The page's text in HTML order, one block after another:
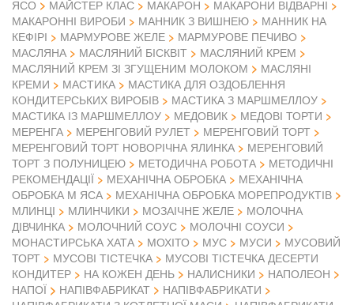
ЯСО
МАЙСТЕР КЛАС МАКАРОН
МАКАРОНИ ВІДВАРНІ
МАКАРОННІ ВИРОБИ
МАННИК З ВИШНЕЮ
МАННИК НА
КЕФІРІ
МАРМУРОВЕ ЖЕЛЕ
МАРМУРОВЕ ПЕЧИВО
МАСЛЯНА
МАСЛЯНИЙ БІСКВІТ
МАСЛЯНИЙ КРЕМ
МАСЛЯНИЙ КРЕМ ЗІ ЗГУЩЕНИМ МОЛОКОМ
МАСЛЯНІ
КРЕМИ
МАСТИКА
МАСТИКА ДЛЯ ОЗДОБЛЕННЯ
КОНДИТЕРСЬКИХ ВИРОБІВ
МАСТИКА З МАРШМЕЛЛОУ
МАСТИКА ІЗ МАРШМЕЛЛОУ
МЕДОВИК
МЕДОВІ ТОРТИ
МЕРЕНГА
МЕРЕНГОВИЙ РУЛЕТ
МЕРЕНГОВИЙ ТОРТ
МЕРЕНГОВИЙ ТОРТ НОВОРІЧНА ЯЛИНКА
МЕРЕНГОВИЙ
ТОРТ З ПОЛУНИЦЕЮ
МЕТОДИЧНА РОБОТА
МЕТОДИЧНІ
РЕКОМЕНДАЦІЇ
МЕХАНІЧНА ОБРОБКА
МЕХАНІЧНА
ОБРОБКА М ЯСА
МЕХАНІЧНА ОБРОБКА МОРЕПРОДУКТІВ
МЛИНЦІ
МЛИНЧИКИ МОЗАІЧНЕ ЖЕЛЕ
МОЛОЧНА
ДІВЧИНКА
МОЛОЧНИЙ СОУС
МОЛОЧНІ СОУСИ
МОНАСТИРСЬКА ХАТА
МОХІТО МУС МУСИ
МУСОВИЙ
ТОРТ
МУСОВІ ТІСТЕЧКА
МУСОВІ ТІСТЕЧКА ДЕСЕРТИ
КОНДИТЕР
НА КОЖЕН ДЕНЬ НАЛИСНИКИ
НАПОЛЕОН
НАПОЇ
НАПІВФАБРИКАТ
НАПІВФАБРИКАТИ